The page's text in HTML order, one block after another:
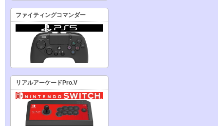
ファイティングコマンダー
リアルアーケードPro.V